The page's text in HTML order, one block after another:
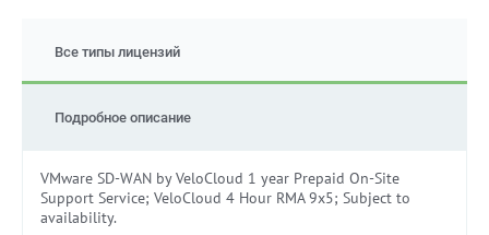
Все типы лицензий
Подробное описание
VMware SD-WAN by VeloCloud 1 year Prepaid On-Site
Support Service; VeloCloud 4 Hour RMA 9x5; Subject to
availability.